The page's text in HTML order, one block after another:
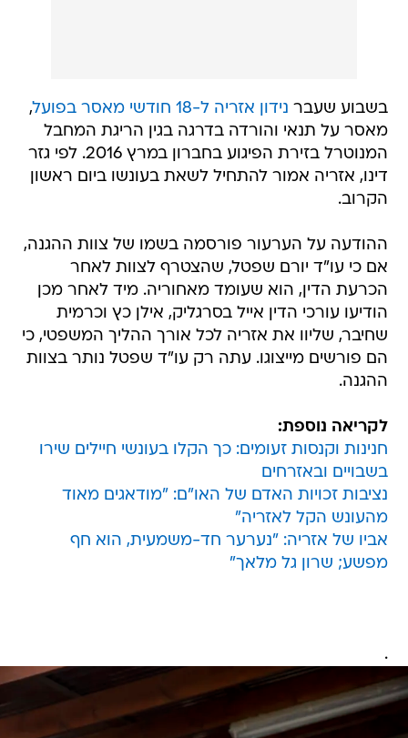
בשבוע שעבר נידון אזריה ל-18 חודשי מאסר בפועל
,
מאסר על תנאי והורדה בדרגה בגין הריגת המחבל
המנוטרל בזירת הפיגוע בחברון במרץ 2016. לפי גזר
דינו, אזריה אמור להתחיל לשאת בעונשו ביום ראשון
הקרוב.
ההודעה על הערעור פורסמה בשמו של צוות ההגנה,
אם כי עו"ד יורם שפטל, שהצטרף לצוות לאחר
הכרעת הדין, הוא שעומד מאחוריה. מיד לאחר מכן
הודיעו עורכי הדין אייל בסרגליק, אילן כץ וכרמית
שחיבר, שליוו את אזריה לכל אורך ההליך המשפטי, כי
הם פורשים מייצוגו. עתה רק עו"ד שפטל נותר בצוות
ההגנה.
לקריאה נוספת:
חנינות וקנסות זעומים: כך הקלו בעונשי חיילים שירו
בשבויים ובאזרחים
נציבות זכויות האדם של האו"ם: "מודאגים מאוד
מהעונש הקל לאזריה"
אביו של אזריה: "נערער חד-משמעית, הוא חף
מפשע; שרון גל מלאך"
.